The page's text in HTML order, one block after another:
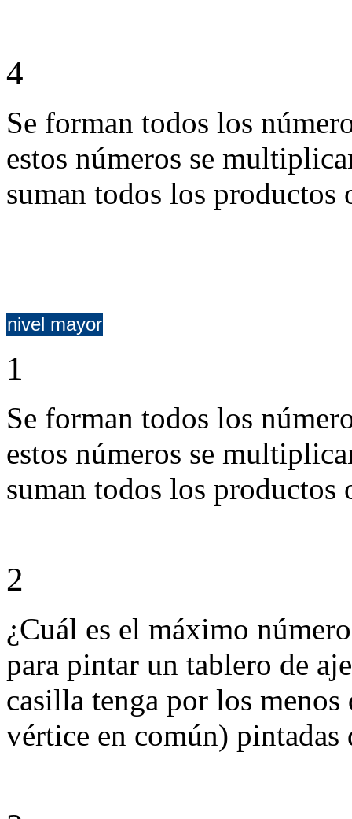
4
Se forman todos los
estos números se
suman todos los productos
nivel mayor
1
Se forman todos los
estos números se
suman todos los productos
2
¿Cuál es el máximo
para pintar un tablero de
casilla tenga por los
vértice en común)